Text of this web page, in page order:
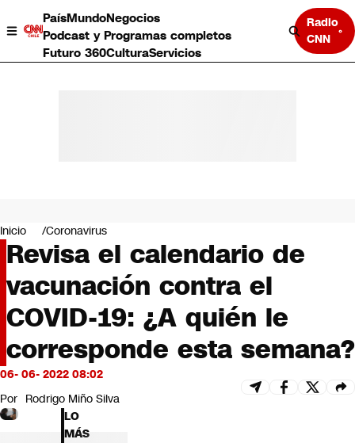
PaísMundoNegocios
Podcast y Programas completos
Futuro 360CulturaServicios
Radio
CNN
Negocios
Deportes
Programas completos
Cultura
Servicios
Bits
CNN tiempo
Futuro 360
Inicio Coronavirus
Revisa el calendario de
vacunación contra el
COVID-19: ¿A quién le
corresponde esta semana?
06- 06- 2022 08:02
Por Rodrigo Miño Silva
LO
MÁS